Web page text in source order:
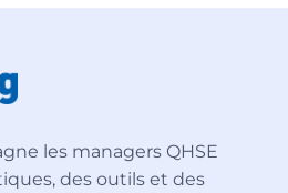
les managers QHSE
des outils et des